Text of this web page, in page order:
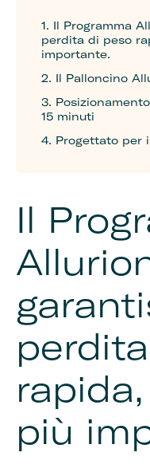
1. Il Programma
perdita di peso
importante.
2. Il Palloncino
3.
15 minuti
4. Progettato per
Il
più